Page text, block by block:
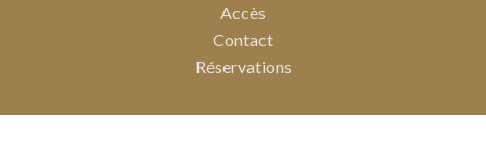
Accès
Contact
Réservations